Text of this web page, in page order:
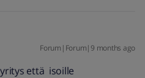
Forum|Forum|9 months ago
että isoille